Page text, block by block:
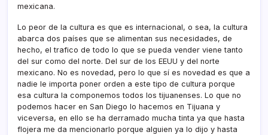
mexicana.
Lo peor de la cultura es que es internacional, o sea, la cultura
abarca dos paí­ses que se alimentan sus necesidades, de
hecho, el trafico de todo lo que se pueda vender viene tanto
del sur como del norte. Del sur de los EEUU y del norte
mexicano. No es novedad, pero lo que sí­ es novedad es que a
nadie le importa poner orden a este tipo de cultura porque
esa cultura la componemos todos los tijuanenses. Lo que no
podemos hacer en San Diego lo hacemos en Tijuana y
viceversa, en ello se ha derramado mucha tinta ya que hasta
flojera me da mencionarlo porque alguien ya lo dijo y hasta